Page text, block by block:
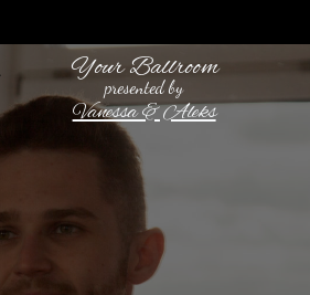
Your Ballroom
presented by
Vanessa & Aleks